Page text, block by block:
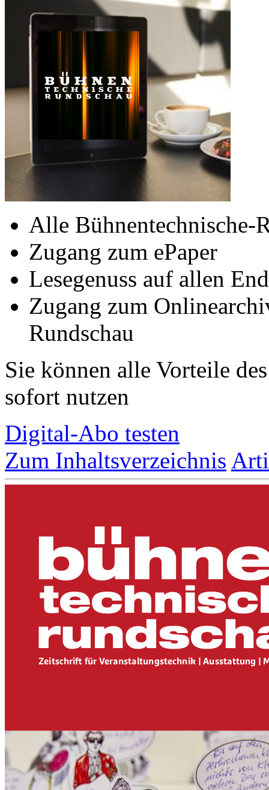
Alle Bühnentechnische-
Zugang zum ePaper
Lesegenuss auf allen
Zugang zum
Rundschau
Sie können alle Vorteile
sofort nutzen
Digital-Abo testen
Zum Inhaltsverzeichnis